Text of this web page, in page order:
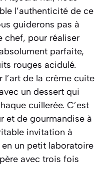
l’authenticité de ce
guiderons pas à
chef, pour réaliser
parfaite,
rouges acidulé.
l’art de la crème cuite
un dessert qui
cuillerée. C’est
et de gourmandise à
invitation à
un petit laboratoire
avec trois fois